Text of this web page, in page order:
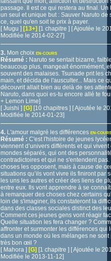
passage. Il est ce qui restera au final. Un
un seul et unique but : Sauver Naruto de
ce, quel qu'en soit le prix à payer.
[ Mugu ] [13+] [1 chapitre ] [ Ajoutée le
Modifiée le 2014-02-27]
3. Mon choix EN-COURS
Résumé : Naruto se sentait bizarre,
beaucoup plus, mangeait énormément,
souvent des malaises. Tsunade prit les
main, et décida de l'ausculter... Mais ce
découvrit allait bien au delà de ses
Naruto, dans quoi es-tu encore allé te
+ Lemon Lime]
[ Juishi ] [G] [10 chapitres ] [ Ajoutée le
Modifiée le 2014-01-23]
4. L'amour malgré les différences EN-COURS
Résumé : C'est l'histoire de jeunes
viennent d’univers différents et qui vivent
mondes séparés, qui ont des
contradictoires et qui ne s'entendent
choses les opposent, mais à cause de
situations qu’ils vont vivre ils finiront par
les uns les autres et créer des liens de
entre eux. Ils vont apprendre à se
à remarquer des choses chez certains
loin de s'imaginer, ils constateront la
dans des classes sociales distinct des
Comment ces jeunes gens vont réagir
Quelle situation les fera changer ?
affronter et surmonter les différences qui
dans un monde où les mélanges ne sont
très bon œil ?
[ Mahora ] [G] [1 chapitre ] [ Ajoutée le
Modifiée le 2013-11-12]